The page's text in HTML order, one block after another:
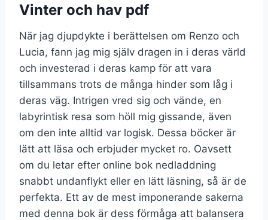
Vinter och hav pdf
När jag djupdykte i berättelsen om Renzo och
Lucia, fann jag mig själv dragen in i deras värld
och investerad i deras kamp för att vara
tillsammans trots de många hinder som låg i
deras väg. Intrigen vred sig och vände, en
labyrintisk resa som höll mig gissande, även
om den inte alltid var logisk. Dessa böcker är
lätt att läsa och erbjuder mycket ro. Oavsett
om du letar efter online bok nedladdning
snabbt undanflykt eller en lätt läsning, så är de
perfekta. Ett av de mest imponerande sakerna
med denna bok är dess förmåga att balansera